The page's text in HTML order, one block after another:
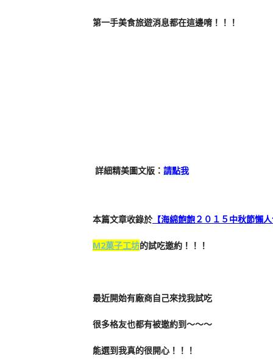
第一手美食旅遊消息都在這邊唷！！！
詳細精美圖文版： 請點我
本篇文章收錄於【海綿飽飽２０１５中秋節懶
M2菓子工坊的試吃邀約！！！
最近開始有廠商自己來找我試吃
很多格友也都有被邀約到～～～
能選到我真的很開心！！！